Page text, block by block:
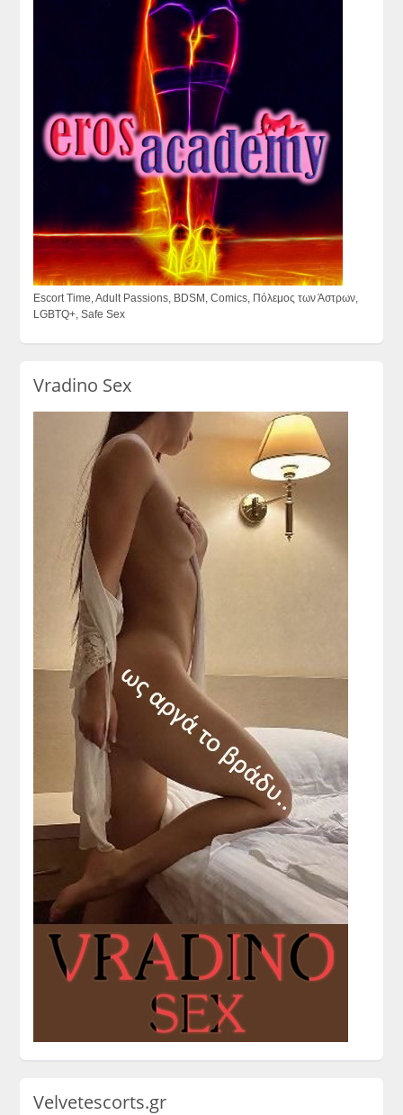
Escort Time, Adult Passions, BDSM, Comics, Πόλεμος των Άστρων,
LGBTQ+, Safe Sex
Vradino Sex
Velvetescorts.gr